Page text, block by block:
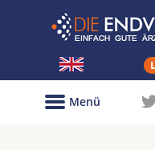
Menü